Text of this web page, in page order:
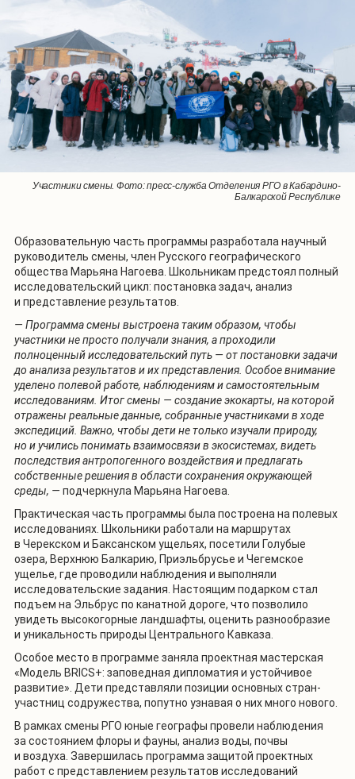
Участники смены. Фото: пресс-служба Отделения РГО в Кабардино-
Балкарской Республике
Участники смены. Фото: пресс-служба Отделения РГО в Кабардино-
Балкарской Республике
Образовательную часть программы разработала научный
руководитель смены, член Русского географического
общества Марьяна Нагоева. Школьникам предстоял полный
исследовательский цикл: постановка задач, анализ
и представление результатов.
— Программа смены выстроена таким образом, чтобы
участники не просто получали знания, а проходили
полноценный исследовательский путь — от постановки задачи
до анализа результатов и их представления. Особое внимание
уделено полевой работе, наблюдениям и самостоятельным
исследованиям. Итог смены — создание экокарты, на которой
отражены реальные данные, собранные участниками в ходе
экспедиций. Важно, чтобы дети не только изучали природу,
но и учились понимать взаимосвязи в экосистемах, видеть
последствия антропогенного воздействия и предлагать
собственные решения в области сохранения окружающей
среды, — подчеркнула Марьяна Нагоева.
Практическая часть программы была построена на полевых
исследованиях. Школьники работали на маршрутах
в Черекском и Баксанском ущельях, посетили Голубые
озера, Верхнюю Балкарию, Приэльбрусье и Чегемское
ущелье, где проводили наблюдения и выполняли
исследовательские задания. Настоящим подарком стал
подъем на Эльбрус по канатной дороге, что позволило
увидеть высокогорные ландшафты, оценить разнообразие
и уникальность природы Центрального Кавказа.
Особое место в программе заняла проектная мастерская
«Модель BRICS+: заповедная дипломатия и устойчивое
развитие». Дети представляли позиции основных стран-
участниц содружества, попутно узнавая о них много нового.
В рамках смены РГО юные географы провели наблюдения
за состоянием флоры и фауны, анализ воды, почвы
и воздуха. Завершилась программа защитой проектных
работ с представлением результатов исследований